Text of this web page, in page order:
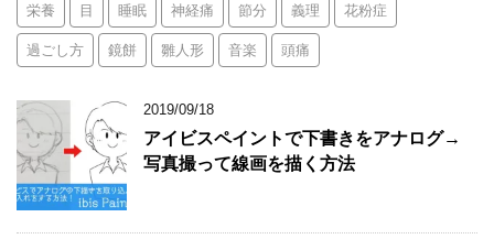
栄養 目 睡眠 神経痛 節分 義理 花粉症
過ごし方 鏡餅 雛人形 音楽 頭痛
2019/09/18
アイビスペイントで下書きをアナログ→
写真撮って線画を描く方法